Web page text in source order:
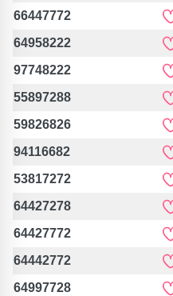
位置分類
次數分類
生日分類
66447772
64958222
97748222
55897288
59826826
94116682
53817272
64427278
64427772
64442772
64997728